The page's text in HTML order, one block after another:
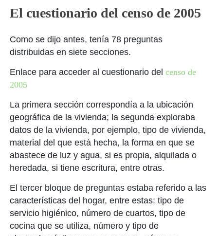
El cuestionario del censo de 2005
Como se dijo antes, tenía 78 preguntas
distribuidas en siete secciones.
Enlace para acceder al cuestionario del censo de
2005
La primera sección correspondía a la ubicación
geográfica de la vivienda; la segunda exploraba
datos de la vivienda, por ejemplo, tipo de vivienda,
material del que está hecha, la forma en que se
abastece de luz y agua, si es propia, alquilada o
heredada, si tiene escritura, entre otras.
El tercer bloque de preguntas estaba referido a las
características del hogar, entre estas: tipo de
servicio higiénico, número de cuartos, tipo de
cocina que se utiliza, número y tipo de